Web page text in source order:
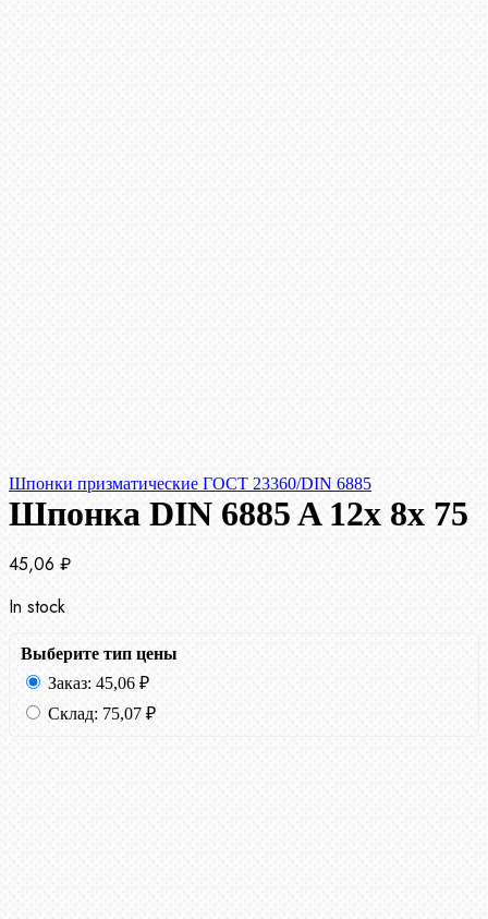
Шпонки призматические ГОСТ 23360/DIN 6885
Шпонка DIN 6885 A 12x 8x 75
45,06 ₽
In stock
Выберите тип цены
Заказ: 45,06 ₽
Склад: 75,07 ₽